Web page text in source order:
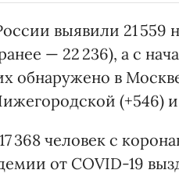
выявили 21 559
— 22 236), а с
обнаружено в
(+546)
368 человек с
от COVID-19